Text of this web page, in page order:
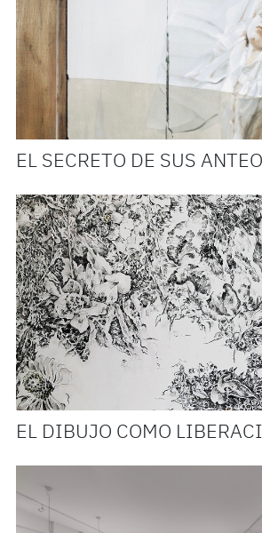
EL SECRETO DE SUS
EL DIBUJO COMO